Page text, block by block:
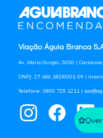
Viação Águia Branca
Av. Mario Gurgel, 5030 |
CNPJ: 27.486.182/0001-09 |
Telefone: 0800 725 1211 |